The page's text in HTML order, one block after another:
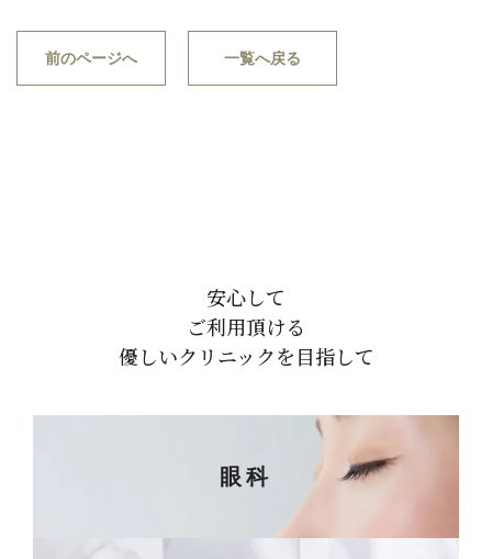
前のページへ 一覧へ戻る
安心して
ご利用頂ける
優しいクリニックを目指して
眼科